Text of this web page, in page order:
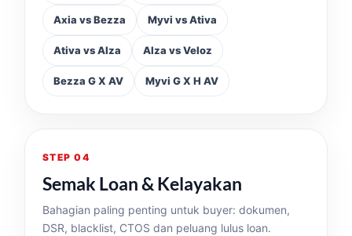
Axia vs Bezza Myvi vs Ativa
Ativa vs Alza Alza vs Veloz
Bezza G X AV Myvi G X H AV
STEP 04
Semak Loan & Kelayakan
Bahagian paling penting untuk buyer: dokumen,
DSR, blacklist, CTOS dan peluang lulus loan.